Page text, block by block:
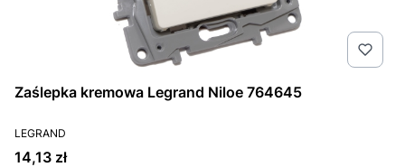
Zaślepka kremowa Legrand Niloe 764645
PRODUCENT
LEGRAND
Cena
14,13 zł